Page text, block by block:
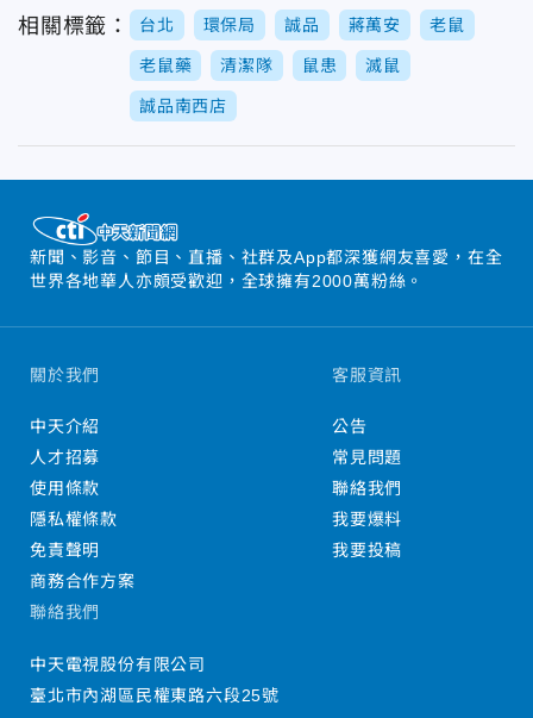
相關標籤： 台北 環保局 誠品 蔣萬安 老鼠
老鼠藥 清潔隊 鼠患 滅鼠
誠品南西店
新聞、影音、節目、直播、社群及App都深獲網友喜愛，在全
世界各地華人亦頗受歡迎，全球擁有2000萬粉絲。
關於我們
中天介紹
人才招募
使用條款
隱私權條款
免責聲明
商務合作方案
客服資訊
公告
常見問題
聯絡我們
我要爆料
我要投稿
聯絡我們
中天電視股份有限公司
臺北市內湖區民權東路六段25號